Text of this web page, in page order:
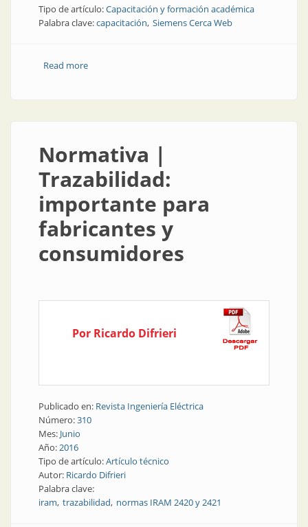
Tipo de artículo:Capacitación y formación académica
Palabra clave:capacitación Siemens Cerca Web
Read moreabout Capacitación | Ideal para invierno: formación
Normativa |
Trazabilidad:
importante para
fabricantes y
consumidores
Por Ricardo Difrieri
Publicado en: Revista Ingeniería Eléctrica
Número:310
Mes: Junio
Año:2016
Tipo de artículo:Artículo técnico
Autor: Ricardo Difrieri
Palabra clave:
iram trazabilidad normas IRAM 2420 y 2421